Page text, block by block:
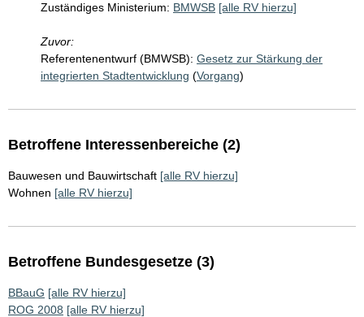
Zuständiges Ministerium: BMWSB [alle RV hierzu]
Zuvor:
Referentenentwurf (BMWSB): Gesetz zur Stärkung der
integrierten Stadtentwicklung (Vorgang)
Betroffene Interessenbereiche (2)
Bauwesen und Bauwirtschaft [alle RV hierzu]
Wohnen [alle RV hierzu]
Betroffene Bundesgesetze (3)
BBauG [alle RV hierzu]
ROG 2008 [alle RV hierzu]